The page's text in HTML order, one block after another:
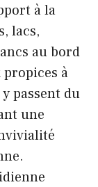
à la
lacs,
au bord
propices à
passent du
une